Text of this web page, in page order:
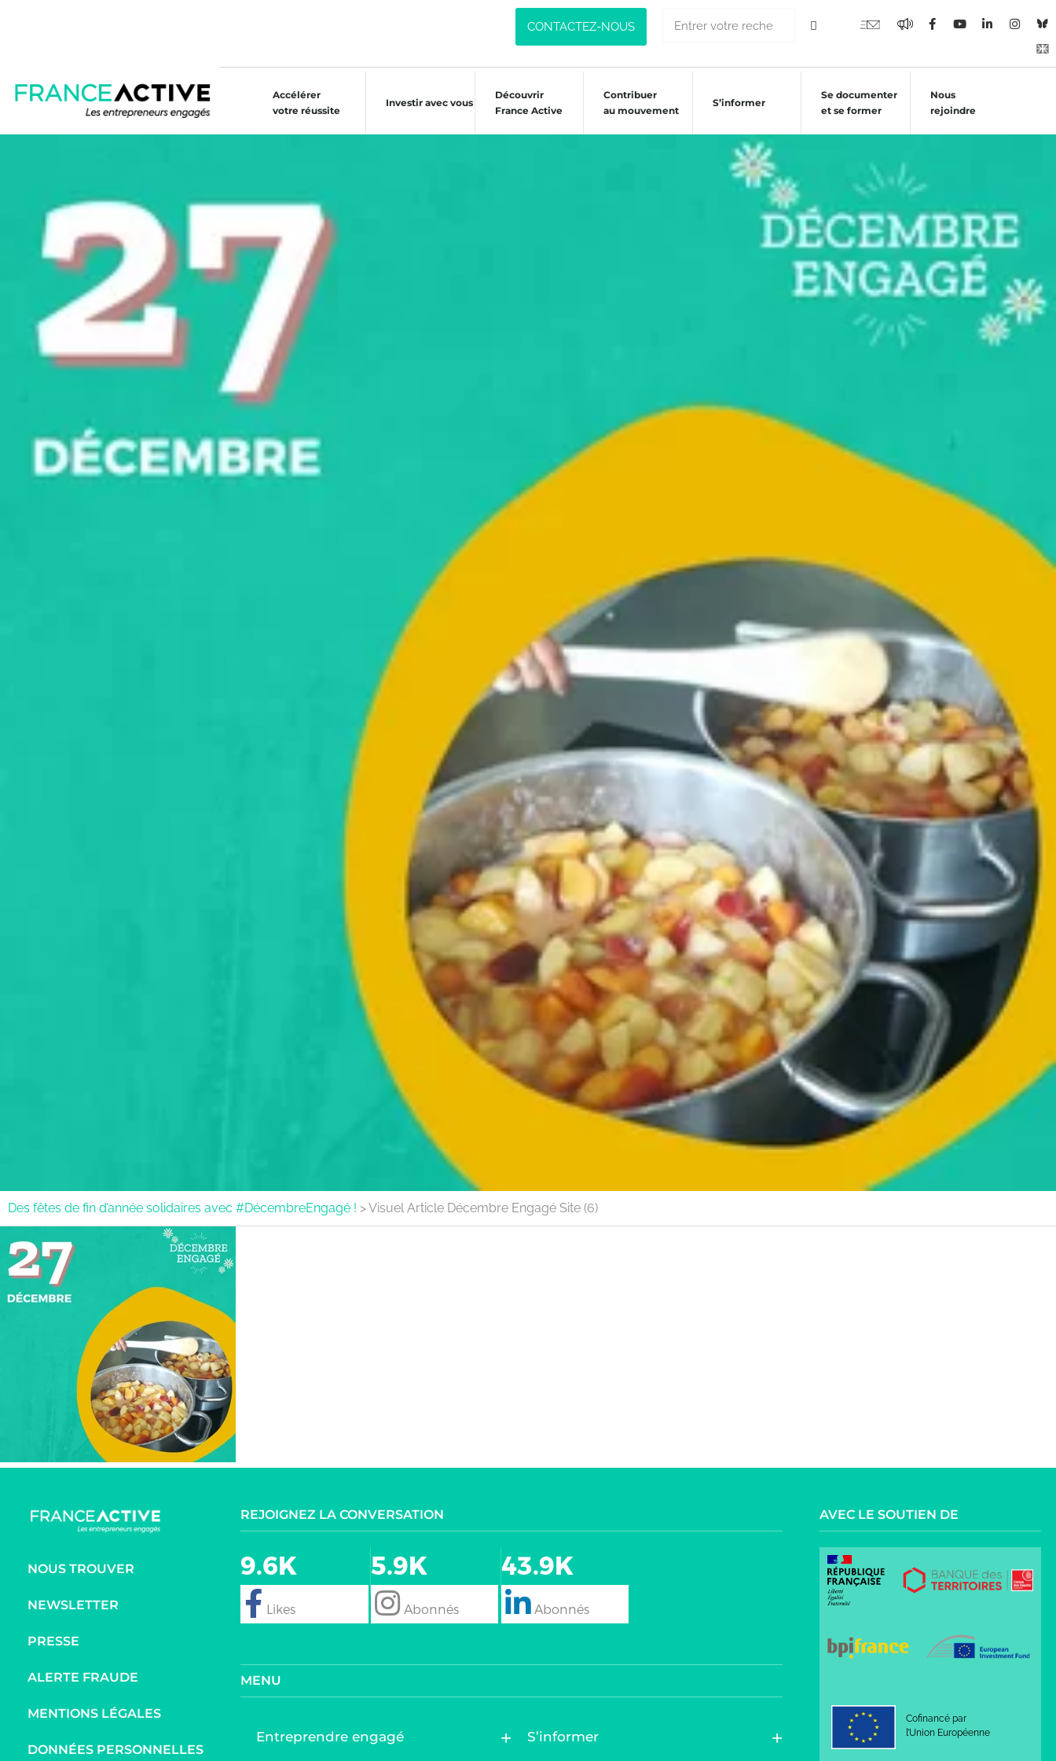
CONTACTEZ-NOUS
Accélérer
votre réussite
Investir avec vous
Découvrir
France Active
Contribuer
au mouvement
S’informer
Se documenter
et se former
Nous
rejoindre
Des fêtes de fin d’année solidaires avec #DécembreEngagé ! >Visuel Article Décembre Engagé Site (6)
NOUS TROUVER
NEWSLETTER
PRESSE
ALERTE FRAUDE
MENTIONS LÉGALES
DONNÉES PERSONNELLES
REJOIGNEZ LA CONVERSATION
9.6K
follow
5.9K
follow
43.9K
Follow
MENU
Entreprendre engagé
S’informer
AVEC LE SOUTIEN DE
Cofinancé par
l’Union Européenne